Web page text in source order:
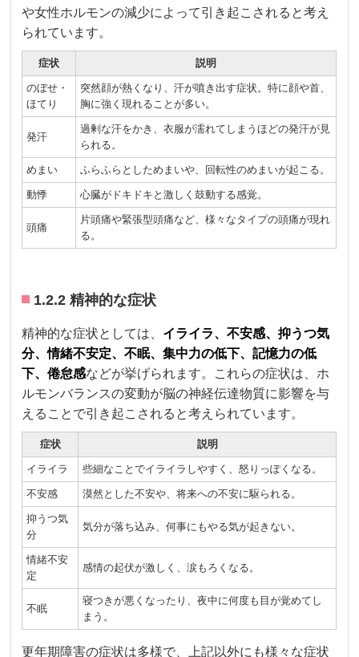
や女性ホルモンの減少によって引き起こされると考え
られています。
症状 説明
のぼせ・
ほてり
突然顔が熱くなり、汗が噴き出す症状。特に顔や首、
胸に強く現れることが多い。
発汗
過剰な汗をかき、衣服が濡れてしまうほどの発汗が見
られる。
めまい ふらふらとしためまいや、回転性のめまいが起こる。
動悸 心臓がドキドキと激しく鼓動する感覚。
頭痛
片頭痛や緊張型頭痛など、様々なタイプの頭痛が現れ
る。
1.2.2 精神的な症状
精神的な症状としては、 イライラ、不安感、抑うつ気
分、情緒不安定、不眠、集中力の低下、記憶力の低
下、倦怠感などが挙げられます。これらの症状は、ホ
ルモンバランスの変動が脳の神経伝達物質に影響を与
えることで引き起こされると考えられています。
症状 説明
イライラ 些細なことでイライラしやすく、怒りっぽくなる。
不安感 漠然とした不安や、将来への不安に駆られる。
抑うつ気
分
気分が落ち込み、何事にもやる気が起きない。
情緒不安
定
感情の起伏が激しく、涙もろくなる。
不眠
寝つきが悪くなったり、夜中に何度も目が覚めてし
まう。
更年期障害の症状は多様で、上記以外にも様々な症状